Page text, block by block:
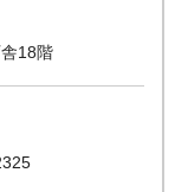
18階